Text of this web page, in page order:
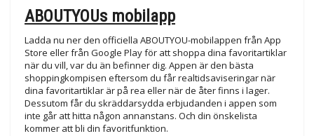
ABOUTYOUs mobilapp
Ladda nu ner den officiella ABOUTYOU-mobilappen från App
Store eller från Google Play för att shoppa dina favoritartiklar
när du vill, var du än befinner dig. Appen är den bästa
shoppingkompisen eftersom du får realtidsaviseringar när
dina favoritartiklar är på rea eller när de åter finns i lager.
Dessutom får du skräddarsydda erbjudanden i appen som
inte går att hitta någon annanstans. Och din önskelista
kommer att bli din favoritfunktion.